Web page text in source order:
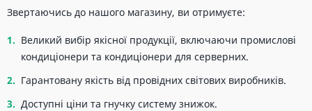
Звертаючись до нашого магазину, ви отримуєте:
Великий вибір якісної продукції, включаючи промислові
кондиціонери та кондиціонери для серверних.
Гарантовану якість від провідних світових виробників.
Доступні ціни та гнучку систему знижок.